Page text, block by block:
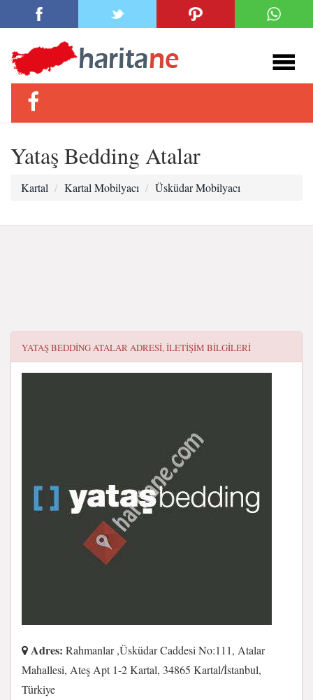
Yataş Bedding Atalar
Kartal Kartal Mobilyacı Üsküdar Mobilyacı
YATAŞ BEDDING ATALARADRESI, ILETIŞIM BILGILERI
Adres: Rahmanlar ,Üsküdar Caddesi No:111, Atalar
Mahallesi, Ateş Apt 1-2 Kartal, 34865 Kartal/İstanbul,
Türkiye